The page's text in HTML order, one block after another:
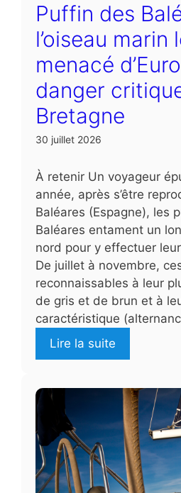
Puffin des
l’oiseau marin
menacé
danger
Bretagne
30 juillet 2026
À retenir Un voyageur
année, après s’être
Baléares (Espagne), les
Baléares entament un
nord pour y effectuer
De juillet à novembre,
reconnaissables à leur
de gris et de brun et à
caractéristique
Lire la suite